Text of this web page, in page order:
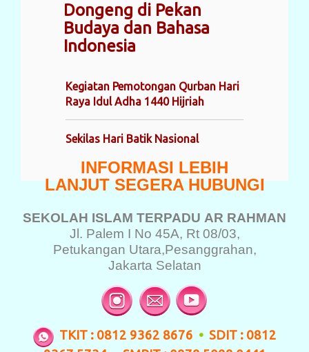
Dongeng di Pekan
Budaya dan Bahasa
Indonesia
Kegiatan Pemotongan Qurban Hari
Raya Idul Adha 1440 Hijriah
Sekilas Hari Batik Nasional
INFORMASI LEBIH
LANJUT SEGERA HUBUNGI
SEKOLAH ISLAM TERPADU AR RAHMAN
Jl. Palem I No 45A, Rt 08/03,
Petukangan Utara,Pesanggrahan,
Jakarta Selatan
TKIT : 0812 9362 8676 • SDIT : 0812